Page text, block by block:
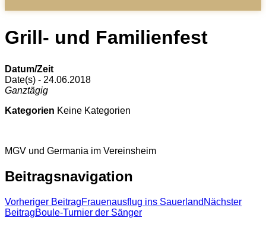
Grill- und Familienfest
Datum/Zeit
Date(s) - 24.06.2018
Ganztägig
Kategorien Keine Kategorien
MGV und Germania im Vereinsheim
Beitragsnavigation
Vorheriger BeitragFrauenausflug ins Sauerland Nächster
BeitragBoule-Turnier der Sänger